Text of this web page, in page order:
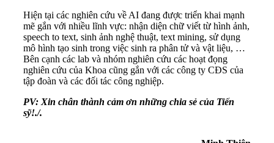
Hiện tại các nghiên cứu về AI đang được triển khai mạnh
mẽ gắn với nhiều lĩnh vực: nhận diện chữ viết từ hình ảnh,
speech to text, sinh ảnh nghệ thuật, text mining, sử dụng
mô hình tạo sinh trong việc sinh ra phân tử và vật liệu, …
Bên cạnh các lab và nhóm nghiên cứu các hoạt đọng
nghiên cứu của Khoa cũng gắn với các công ty CĐS của
tập đoàn và các đối tác công nghiệp.
PV: Xin chân thành cảm ơn những chia sẻ của Tiến
sỹ!./.